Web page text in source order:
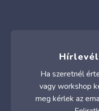
Ha szeretnél
vagy workshop
meg kérlek az